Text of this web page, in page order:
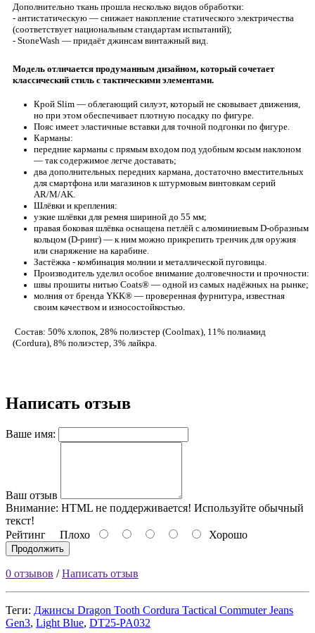
Дополнительно ткань прошла несколько видов обработки:
- антистатическую — снижает накопление статического электричества
(соответствует национальным стандартам испытаний);
- StoneWash — придаёт джинсам винтажный вид.
Модель отличается продуманным дизайном, который сочетает
классический стиль с тактическими элементами.
Крой Slim — облегающий силуэт, который не сковывает движения,
но при этом обеспечивает плотную посадку по фигуре.
Пояс имеет эластичные вставки для точной подгонки по фигуре.
Карманы:
передние карманы с прямым входом под удобным косым наклоном
— так содержимое легче доставать;
два дополнительных передних кармана, достаточно вместительных
для смартфона или магазинов к штурмовым винтовкам серий
AR/M/AK.
Шлёвки и крепления:
узкие шлёвки для ремня шириной до 55 мм;
правая боковая шлёвка оснащена петлёй с алюминиевым D‑образным
кольцом (D‑ринг) — к ним можно прикрепить тренчик для оружия
или снаряжение на карабине.
Застёжка - комбинация молнии и металлической пуговицы.
Производитель уделил особое внимание долговечности и прочности:
швы прошиты нитью Coats® — одной из самых надёжных на рынке;
молния от бренда YKK® — проверенная фурнитура, известная
своим качеством и износостойкостью.
Состав: 50% хлопок, 28% полиэстер (Coolmax), 11% полиамид
(Cordura), 8% полиэстер, 3% лайкра.
Написать отзыв
Ваше имя:
Ваш отзыв
Внимание: HTML не поддерживается! Используйте обычный
текст!
Рейтинг Плохо Хорошо
Продолжить
0 отзывов /Написать отзыв
Теги: Джинсы Dragon Tooth Cordura Tactical Commuter Jeans
Gen3, Light Blue, DT25-PA032